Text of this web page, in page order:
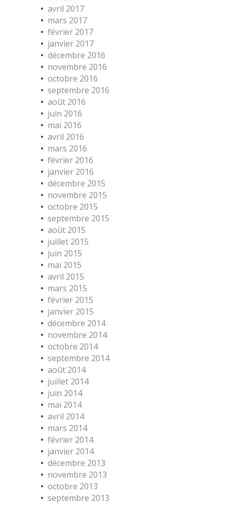
avril 2017
mars 2017
février 2017
janvier 2017
décembre 2016
novembre 2016
octobre 2016
septembre 2016
août 2016
juin 2016
mai 2016
avril 2016
mars 2016
février 2016
janvier 2016
décembre 2015
novembre 2015
octobre 2015
septembre 2015
août 2015
juillet 2015
juin 2015
mai 2015
avril 2015
mars 2015
février 2015
janvier 2015
décembre 2014
novembre 2014
octobre 2014
septembre 2014
août 2014
juillet 2014
juin 2014
mai 2014
avril 2014
mars 2014
février 2014
janvier 2014
décembre 2013
novembre 2013
octobre 2013
septembre 2013